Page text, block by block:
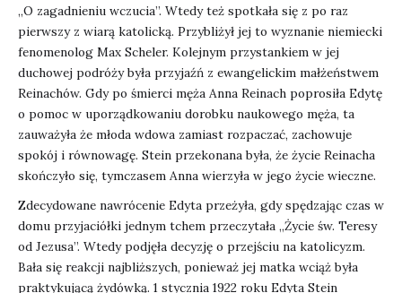
„O zagadnieniu wczucia”. Wtedy też spotkała się z po raz
pierwszy z wiarą katolicką. Przybliżył jej to wyznanie niemiecki
fenomenolog Max Scheler. Kolejnym przystankiem w jej
duchowej podróży była przyjaźń z ewangelickim małżeństwem
Reinachów. Gdy po śmierci męża Anna Reinach poprosiła Edytę
o pomoc w uporządkowaniu dorobku naukowego męża, ta
zauważyła że młoda wdowa zamiast rozpaczać, zachowuje
spokój i równowagę. Stein przekonana była, że życie Reinacha
skończyło się, tymczasem Anna wierzyła w jego życie wieczne.
Zdecydowane nawrócenie Edyta przeżyła, gdy spędzając czas w
domu przyjaciółki jednym tchem przeczytała „Życie św. Teresy
od Jezusa”. Wtedy podjęła decyzję o przejściu na katolicyzm.
Bała się reakcji najbliższych, ponieważ jej matka wciąż była
praktykującą żydówką. 1 stycznia 1922 roku Edyta Stein